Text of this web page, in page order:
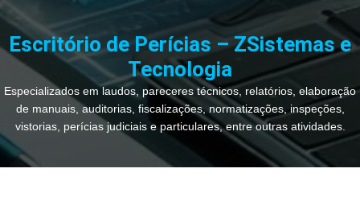
Ir
para
o
conteúdo
Escritório de Perícias – ZSistemas e
Tecnologia
Especializados em laudos, pareceres técnicos, relatórios, elaboração
de manuais, auditorias, fiscalizações, normatizações, inspeções,
vistorias, perícias judiciais e particulares, entre outras atividades.